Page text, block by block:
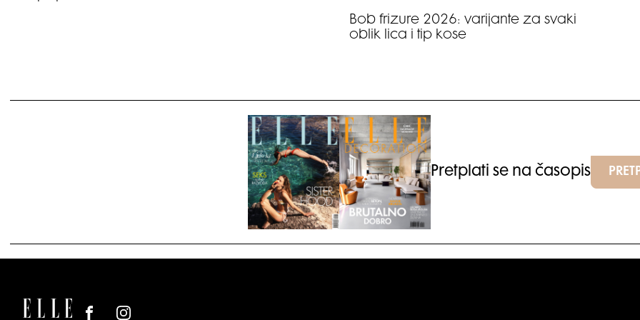
Bob frizure 2026: varijante za svaki
oblik lica i tip kose
Pretplati se na časopis